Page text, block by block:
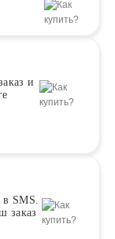
и
в SMS.
заказ